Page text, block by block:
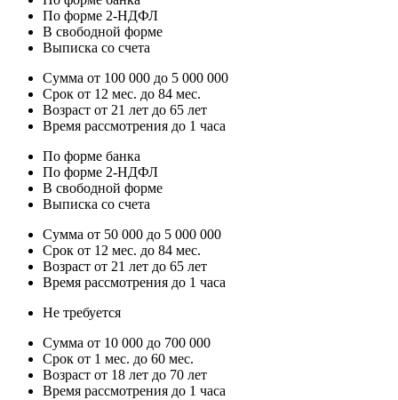
По форме 2-НДФЛ
В свободной форме
Выписка со счета
Сумма от 100 000 до 5 000 000
Срок от 12 мес. до 84 мес.
Возраст от 21 лет до 65 лет
Время рассмотрения до 1 часа
По форме банка
По форме 2-НДФЛ
В свободной форме
Выписка со счета
Сумма от 50 000 до 5 000 000
Срок от 12 мес. до 84 мес.
Возраст от 21 лет до 65 лет
Время рассмотрения до 1 часа
Не требуется
Сумма от 10 000 до 700 000
Срок от 1 мес. до 60 мес.
Возраст от 18 лет до 70 лет
Время рассмотрения до 1 часа